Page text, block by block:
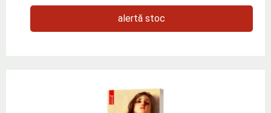
alertă stoc